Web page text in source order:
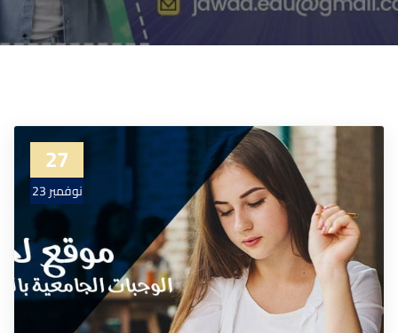
27
نوفمبر 23